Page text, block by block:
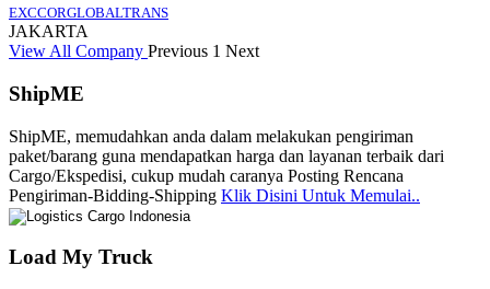
EXCCORGLOBALTRANS
JAKARTA
View All Company Previous 1 Next
ShipME
ShipME, memudahkan anda dalam melakukan pengiriman
paket/barang guna mendapatkan harga dan layanan terbaik dari
Cargo/Ekspedisi, cukup mudah caranya Posting Rencana
Pengiriman-Bidding-Shipping Klik Disini Untuk Memulai..
Load My Truck